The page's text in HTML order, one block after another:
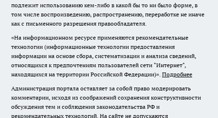
подлежит использованию кем-либо в какой бы то ни было форме, в
том числе воспроизведению, распространению, переработке не иначе
как с письменного разрешения правообладателя.
«На информационном ресурсе применяются рекомендательные
технологии (информационные технологии предоставления
информации на основе сбора, систематизации и анализа сведений,
относящихся к предпочтениям пользователей сети "Интернет",
находящихся на территории Российской Федерации)». Подробнее
Администрация портала оставляет за собой право модерировать
комментарии, исходя из соображений сохранения конструктивности
обсуждения тем и соблюдения законодательства РФ и
рекомендательных технологий. На сайте не допускаются